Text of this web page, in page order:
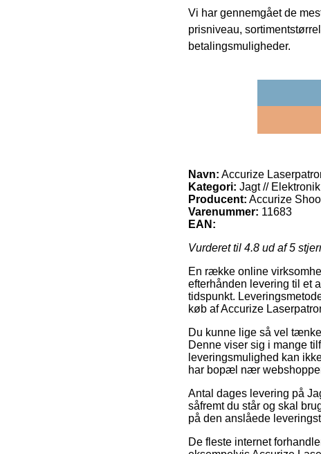
Vi har gennemgået de
prisniveau,
betalingsmuligheder.
Navn: Accurize
Kategori: Jagt //
Producent: Accurize
Varenummer: 11683
EAN:
Vurderet til 4.8 ud af 5
En række online
efterhånden levering til et
tidspunkt.
køb af Accurize
Du kunne lige så vel
Denne viser sig i mange
leveringsmulighed kan
har bopæl nær
Antal dages levering på
såfremt du står og skal
på den anslåede
De fleste internet